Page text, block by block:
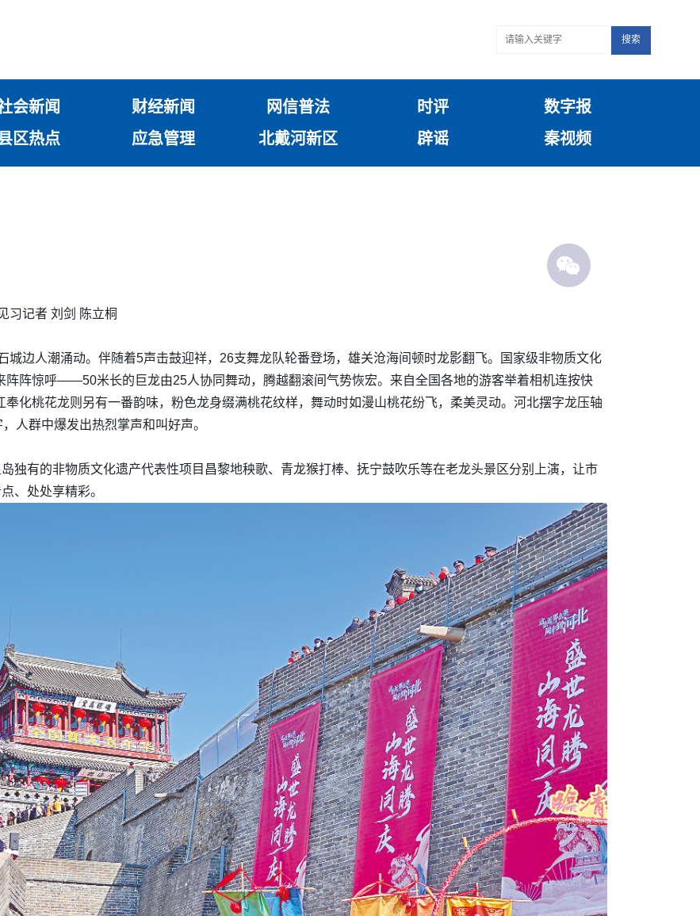
搜索
会新闻 财经新闻 网信普法 时评
数字报
区热点 应急管理 北戴河新区 辟谣 秦视频
习记者 刘剑 陈立桐
城边人潮涌动。伴随着5声击鼓迎祥，26支舞龙队轮番登场，雄关沧海间顿时龙影翻飞。国家级非物质文化
阵惊呼——50米长的巨龙由25人协同舞动，腾越翻滚间气势恢宏。来自全国各地的游客举着相机连按快
化桃花龙则另有一番韵味，粉色龙身缀满桃花纹样，舞动时如漫山桃花纷飞，柔美灵动。河北摆字龙压轴
人群中爆发出热烈掌声和叫好声。
有的非物质文化遗产代表性项目昌黎地秧歌、青龙猴打棒、抚宁鼓吹乐等在老龙头景区分别上演，让市
、处处享精彩。